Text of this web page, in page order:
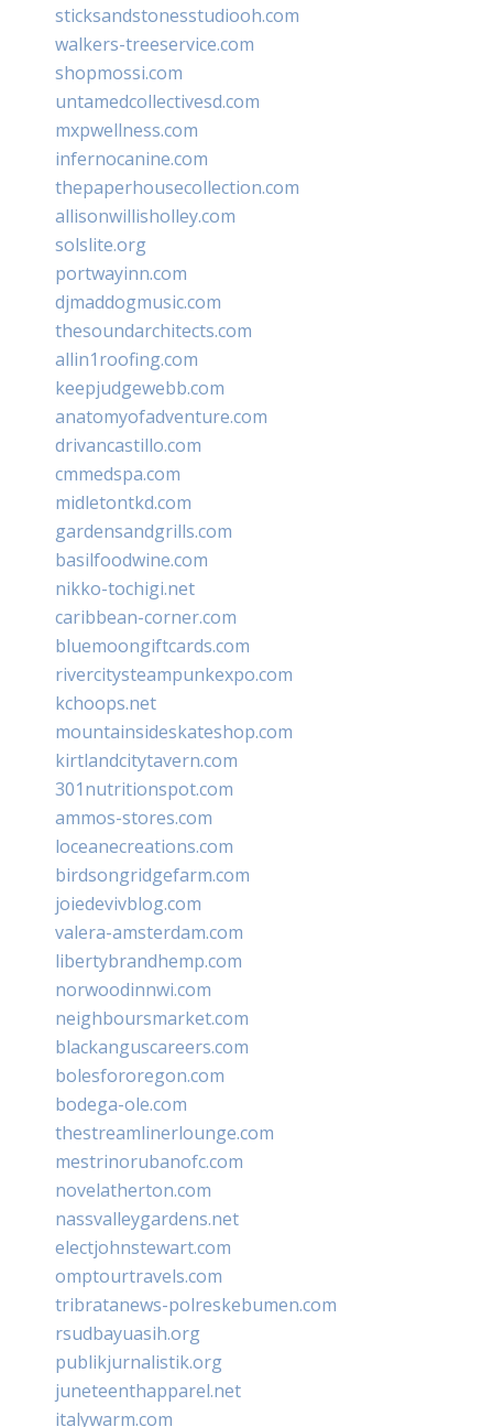
sticksandstonesstudiooh.com
walkers-treeservice.com
shopmossi.com
untamedcollectivesd.com
mxpwellness.com
infernocanine.com
thepaperhousecollection.com
allisonwillisholley.com
solslite.org
portwayinn.com
djmaddogmusic.com
thesoundarchitects.com
allin1roofing.com
keepjudgewebb.com
anatomyofadventure.com
drivancastillo.com
cmmedspa.com
midletontkd.com
gardensandgrills.com
basilfoodwine.com
nikko-tochigi.net
caribbean-corner.com
bluemoongiftcards.com
rivercitysteampunkexpo.com
kchoops.net
mountainsideskateshop.com
kirtlandcitytavern.com
301nutritionspot.com
ammos-stores.com
loceanecreations.com
birdsongridgefarm.com
joiedevivblog.com
valera-amsterdam.com
libertybrandhemp.com
norwoodinnwi.com
neighboursmarket.com
blackanguscareers.com
bolesfororegon.com
bodega-ole.com
thestreamlinerlounge.com
mestrinorubanofc.com
novelatherton.com
nassvalleygardens.net
electjohnstewart.com
omptourtravels.com
tribratanews-polreskebumen.com
rsudbayuasih.org
publikjurnalistik.org
juneteenthapparel.net
italywarm.com